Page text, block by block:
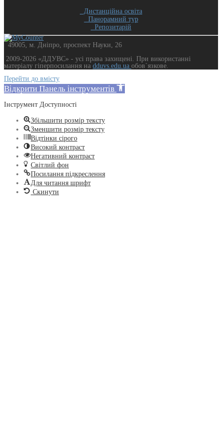
Дистанційна освіта
Панорамний тур
Репозитарій
49005, м. Дніпро, проспект Науки, 26
2009-2026 «ДДУВС» - усi права захищенi. При використанні
матеріалу гіперпосилання на dduvs.edu.ua обов`язкове.
Перейти до вмісту
Відкрити Панель інструментів
Інструмент Доступності
Збільшити розмір тексту
Зменшити розмір тексту
Відтінки сірого
Високий контраст
Негативний контраст
Світлий фон
Посилання підкреслення
Для читання шрифт
Скинути